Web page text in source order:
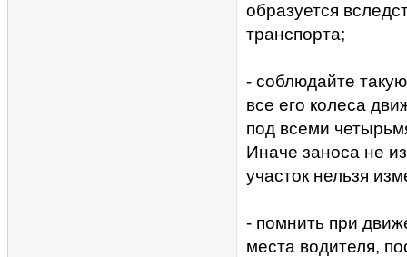
образуется
транспорта;
- соблюдайте
все его колеса
под всеми
Иначе заноса не
участок нельзя
- помнить при
места водителя,